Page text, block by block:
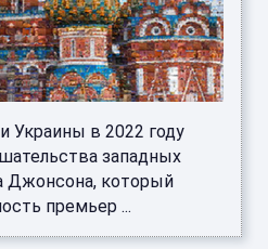
Украины в 2022 году
западных
Джонсона, который
премьер ...